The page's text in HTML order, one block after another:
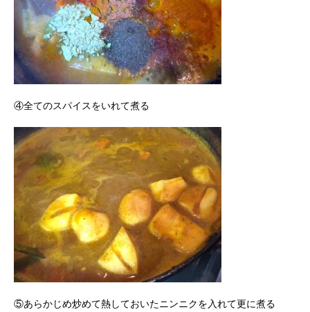
④全てのスパイスをいれて煮る
⑤あらかじめ炒めて熱しておいたニンニクを入れて更に煮る